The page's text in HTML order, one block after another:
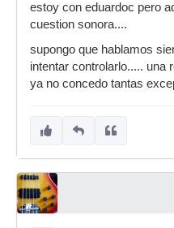
estoy con eduardoc pero
cuestion sonora....
supongo que hablamos
intentar controlarlo..... una
ya no concedo tantas